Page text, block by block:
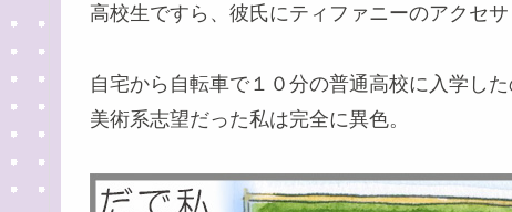
高校生ですら、彼氏にティファニーのアクセ
自宅から自転車で１０分の普通高校に入学し
美術系志望だった私は完全に異色。